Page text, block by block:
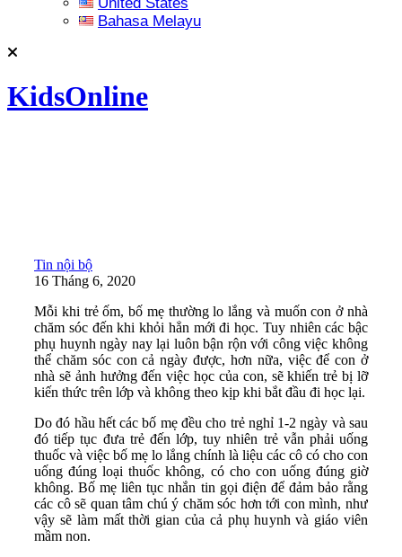
Bahasa Melayu
KidsOnline
Tin nội bộ
16 Tháng 6, 2020
Mỗi khi trẻ ốm, bố mẹ thường lo lắng và muốn con ở nhà
chăm sóc đến khi khỏi hẳn mới đi học. Tuy nhiên các bậc
phụ huynh ngày nay lại luôn bận rộn với công việc không
thể chăm sóc con cả ngày được, hơn nữa, việc để con ở
nhà sẽ ảnh hưởng đến việc học của con, sẽ khiến trẻ bị lỡ
kiến thức trên lớp và không theo kịp khi bắt đầu đi học lại.
Do đó hầu hết các bố mẹ đều cho trẻ nghỉ 1-2 ngày và sau
đó tiếp tục đưa trẻ đến lớp, tuy nhiên trẻ vẫn phải uống
thuốc và việc bố mẹ lo lắng chính là liệu các cô có cho con
uống đúng loại thuốc không, có cho con uống đúng giờ
không. Bố mẹ liên tục nhắn tin gọi điện để đảm bảo rằng
các cô sẽ quan tâm chú ý chăm sóc hơn tới con mình, như
vậy sẽ làm mất thời gian của cả phụ huynh và giáo viên
mầm non.